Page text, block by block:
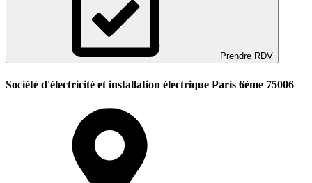
Prendre RDV
Société d'électricité et installation électrique Paris 6ème 75006